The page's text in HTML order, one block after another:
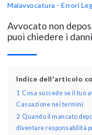
Malavvocatura - Errori
Avvocato non
puoi chiedere i
Indice dell'articolo
1 Cosa succede se il tuo
Cassazione nei termini
2 Quando il mancato
diventare responsabilità